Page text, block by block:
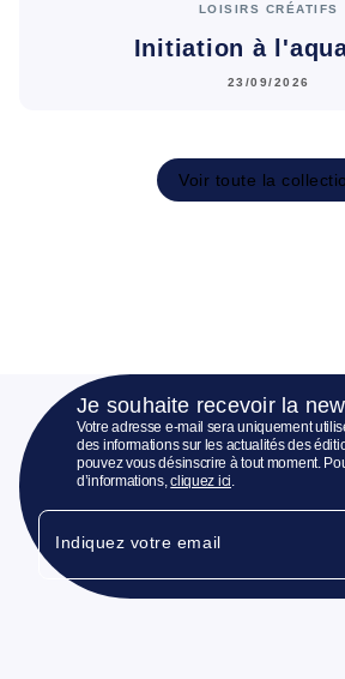
LOISIRS CRÉATIFS
Initiation à
23/09/2026
Voir toute la
Je souhaite recevoir la
Votre adresse e-mail sera uniquement
des informations sur les actualités des
pouvez vous désinscrire à tout moment.
d’informations,cliquez ici.
Indiquez votre email